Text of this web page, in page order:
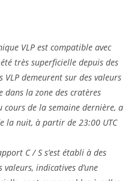
VLP est compatible avec
très superficielle depuis des
VLP demeurent sur des valeurs
dans la zone des cratères
cours de la semaine dernière, a
la nuit, à partir de 23:00 UTC
C / S s’est établi à des
indicatives d’une